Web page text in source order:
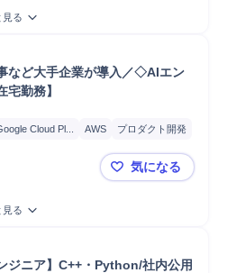
見る
など大手企業が導入／◇AIエン
勤務】
Cloud Pl... AWS
プロダクト開発
ル
ング
モニタリング
＼トヨタ自
気になる
見る
ジニア】C++・Python/社内公用